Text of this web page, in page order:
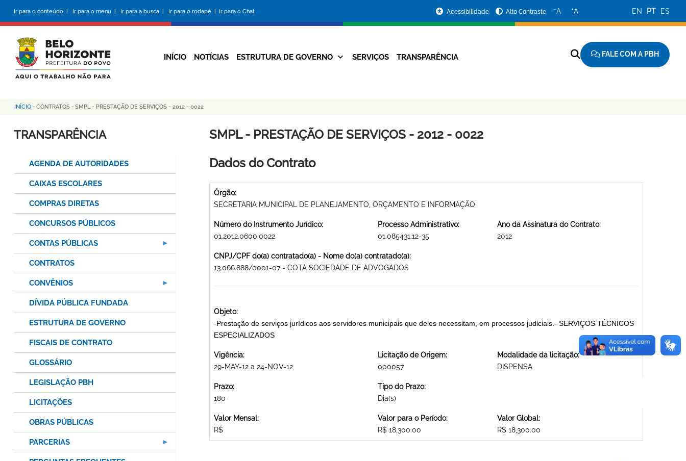
conteúdo
principal
Ir para o conteúdo | Ir para o menu | Ir para a busca | Ir para o rodapé | Ir para o Chat
da
Prefeitura
Acessibilidade Alto Contraste −A +A EN PT ES
Navegação
INÍCIO NOTÍCIAS ESTRUTURA DE GOVERNO SERVIÇOS TRANSPARÊNCIA FALE COM A PBH
Trilha
de
INÍCIO - CONTRATOS - SMPL - PRESTAÇÃO DE SERVIÇOS - 2012 - 0022
SMPL - PRESTAÇÃO DE SERVIÇOS - 2012 - 0022
Dados do Contrato
Órgão:
SECRETARIA MUNICIPAL DE PLANEJAMENTO, ORÇAMENTO E INFORMAÇÃO
Número do Instrumento Jurídico:
01.2012.0600.0022
Processo Administrativo:
01.085431.12-35
Ano da Assinatura do Contrato:
2012
CNPJ/CPF do(a) contratado(a) - Nome do(a) contratado(a):
13.066.888/0001-07 - COTA SOCIEDADE DE ADVOGADOS
Objeto:
-Prestação de serviços jurídicos aos servidores municipais que deles necessitam, em processos judiciais.- SERVIÇOS TÉCNICOS
ESPECIALIZADOS
Vigência:
29-MAY-12 a 24-NOV-12
Licitação de Origem:
000057
Modalidade da licitação:
DISPENSA
Prazo:
180
Tipo do Prazo:
Dia(s)
Valor Mensal:
R$
Valor para o Período:
R$ 18,300.00
Valor Global:
R$ 18,300.00
TRANSPARÊNCIA
AGENDA DE AUTORIDADES
CAIXAS ESCOLARES
COMPRAS DIRETAS
CONCURSOS PÚBLICOS
CONTAS PÚBLICAS
CONTRATOS
CONVÊNIOS
DÍVIDA PÚBLICA FUNDADA
ESTRUTURA DE GOVERNO
FISCAIS DE CONTRATO
GLOSSÁRIO
LEGISLAÇÃO PBH
LICITAÇÕES
OBRAS PÚBLICAS
PARCERIAS